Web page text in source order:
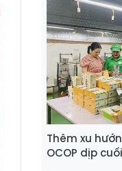
Thêm xu
OCOP dịp